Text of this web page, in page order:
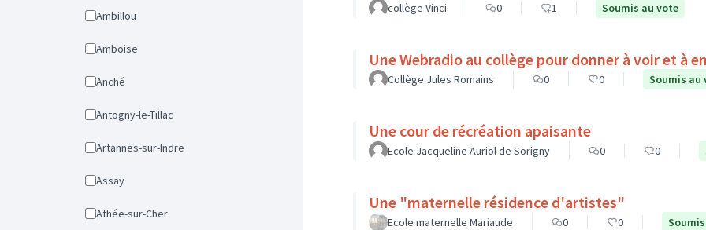
Ambillou
Amboise
Anché
Antogny-le-Tillac
Artannes-sur-Indre
Assay
Athée-sur-Cher
collège Vinci 0 1 Soumis au vote
Une Webradio au collège pour donner à voir et à
Collège Jules Romains 0 0 Soumis au
Une cour de récréation apaisante
Ecole Jacqueline Auriol de Sorigny 0 0
Une "maternelle résidence d'artistes"
Ecole maternelle Mariaude 0 0